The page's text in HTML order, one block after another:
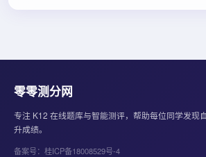
零零测分网
专注 K12 在线题库与智能测评，帮助每位同学发现
升成绩。
备案号：桂ICP备18008529号-4